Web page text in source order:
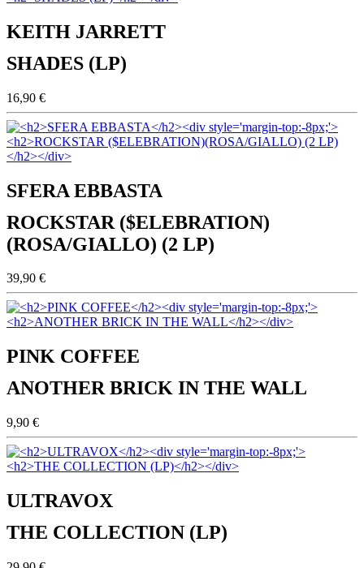
KEITH JARRETT
SHADES (LP)
16,90 €
SFERA EBBASTA
ROCKSTAR ($ELEBRATION)
(ROSA/GIALLO) (2 LP)
39,90 €
PINK COFFEE
ANOTHER BRICK IN THE WALL
9,90 €
ULTRAVOX
THE COLLECTION (LP)